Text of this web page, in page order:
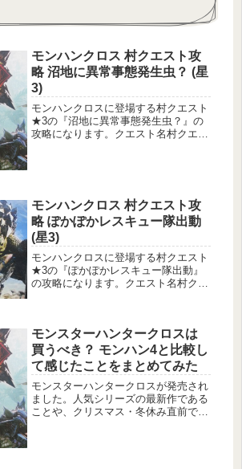
モンハンクロス 村クエスト攻
略 沼地に異常事態発生虫？ (星
3)
モンハンクロスに登場する村クエスト
★3の『沼地に異常事態発生虫？』の
攻略になります。クエスト名村クエス
モンハンクロス 村クエスト攻
略 ぽかぽかレスキュー隊出動
(星3)
モンハンクロスに登場する村クエスト
★3の『ぽかぽかレスキュー隊出動』
の攻略になります。クエスト名村クエ
イーオス12頭の討伐目的地：沼地狩...
モンスターハンタークロスは
買うべき？ モンハン4と比較し
て感じたことをまとめてみた
モンスターハンタークロスが発売され
ました。人気シリーズの最新作である
ことや、クリスマス・冬休み直前で